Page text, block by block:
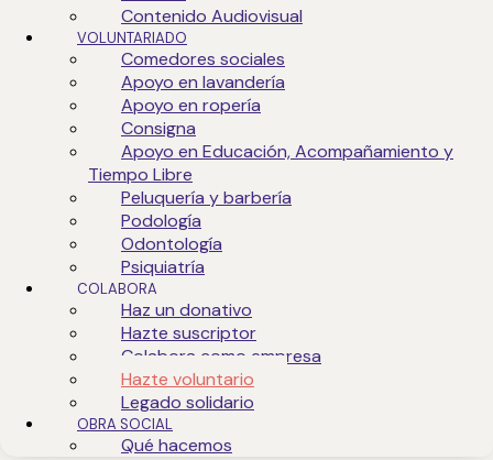
Contenido Audiovisual
VOLUNTARIADO
Comedores sociales
Apoyo en lavandería
Apoyo en ropería
Consigna
Apoyo en Educación, Acompañamiento y
Tiempo Libre
Peluquería y barbería
Podología
Odontología
Psiquiatría
COLABORA
Haz un donativo
Hazte suscriptor
Colabora como empresa
Hazte voluntario
Legado solidario
OBRA SOCIAL
Qué hacemos
Voluntariado de
Apoyo en acompañamiento
Acompañamiento personal, social, sanitario,
hospitalario. EAPS - Equipos de Atención Psico-
Social. SAER - Servicios de Atención Espiritual y
Religiosa.
Voluntariado de
Apoyo desde la
capacitación